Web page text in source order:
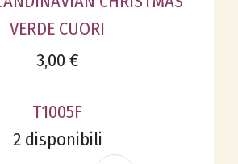
VERDE CUORI
3,00 €
T1005F
2 disponibili